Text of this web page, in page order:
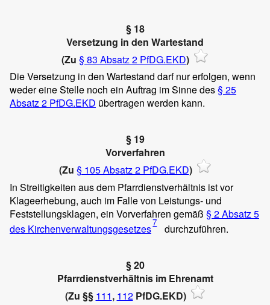
§ 18
Versetzung in den Wartestand
(Zu § 83 Absatz 2 PfDG.EKD)
Die Versetzung in den Wartestand darf nur erfolgen, wenn
weder eine Stelle noch ein Auftrag im Sinne des§ 25
Absatz 2 PfDG.EKD übertragen werden kann.
§ 19
Vorverfahren
(Zu § 105 Absatz 2 PfDG.EKD)
In Streitigkeiten aus dem Pfarrdienstverhältnis ist vor
Klageerhebung, auch im Falle von Leistungs- und
Feststellungsklagen, ein Vorverfahren gemäß § 2 Absatz 5
des Kirchenverwaltungsgesetzes7 durchzuführen.
§ 20
Pfarrdienstverhältnis im Ehrenamt
(Zu §§ 111, 112PfDG.EKD)